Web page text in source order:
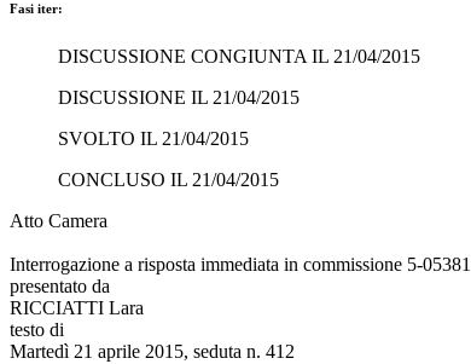
Fasi iter:
DISCUSSIONE CONGIUNTA IL 21/04/2015
DISCUSSIONE IL 21/04/2015
SVOLTO IL 21/04/2015
CONCLUSO IL 21/04/2015
Atto Camera
Interrogazione a risposta immediata in commissione 5-05381
presentato da
RICCIATTI Lara
testo di
Martedì 21 aprile 2015, seduta n. 412